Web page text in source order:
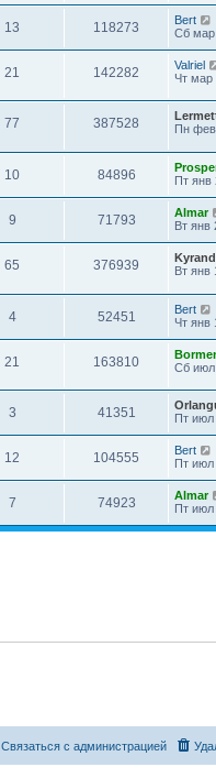
13 118273
Bert
Сб мар
21 142282
Valriel
Чт мар
77 387528
Пн фев
10 84896
Пт янв
9 71793
Almar
Вт янв
65 376939
Kyrand
Вт янв
4 52451
Bert
Чт янв
21 163810
Сб июл
3 41351
Пт июл
12 104555
Bert
Пт июл
7 74923
Almar
Пт июл
Связаться с администрацией